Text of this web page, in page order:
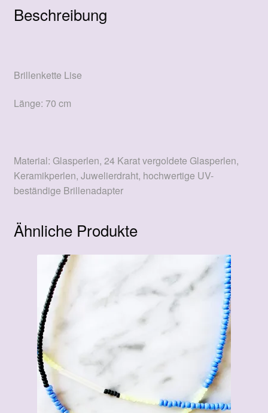
Beschreibung
Brillenkette Lise
Länge: 70 cm
Material: Glasperlen, 24 Karat vergoldete Glasperlen,
Keramikperlen, Juwelierdraht, hochwertige UV-
beständige Brillenadapter
Ähnliche Produkte